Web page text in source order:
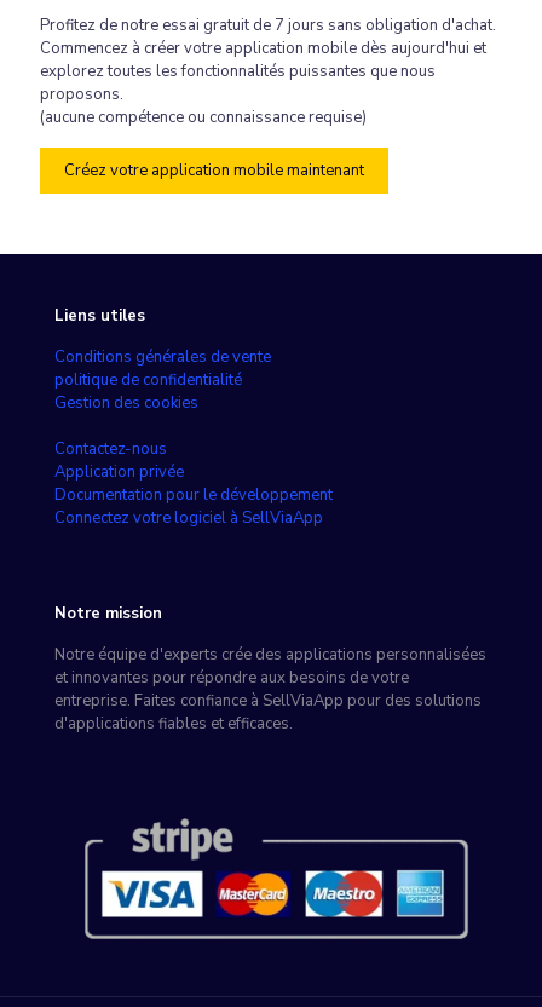
Profitez de notre essai gratuit de 7 jours sans obligation d'achat.
Commencez à créer votre application mobile dès aujourd'hui et
explorez toutes les fonctionnalités puissantes que nous
proposons.
(aucune compétence ou connaissance requise)
Créez votre application mobile maintenant
Liens utiles
Conditions générales de vente
politique de confidentialité
Gestion des cookies
Contactez-nous
Application privée
Documentation pour le développement
Connectez votre logiciel à SellViaApp
Notre mission
Notre équipe d'experts crée des applications personnalisées
et innovantes pour répondre aux besoins de votre
entreprise. Faites confiance à SellViaApp pour des solutions
d'applications fiables et efficaces.